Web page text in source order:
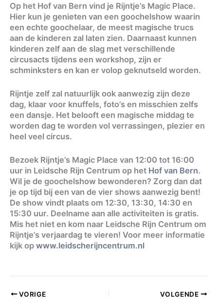
Op het Hof van Bern vind je Rijntje’s Magic Place.
Hier kun je genieten van een goochelshow waarin
een echte goochelaar, de meest magische trucs
aan de kinderen zal laten zien. Daarnaast kunnen
kinderen zelf aan de slag met verschillende
circusacts tijdens een workshop, zijn er
schminksters en kan er volop geknutseld worden.
Rijntje zelf zal natuurlijk ook aanwezig zijn deze
dag, klaar voor knuffels, foto’s en misschien zelfs
een dansje. Het belooft een magische middag te
worden dag te worden vol verrassingen, plezier en
heel veel circus.
Bezoek Rijntje’s Magic Place van 12:00 tot 16:00
uur in Leidsche Rijn Centrum op het Hof van Bern.
Wil je de goochelshow bewonderen? Zorg dan dat
je op tijd bij een van de vier shows aanwezig bent!
De show vindt plaats om 12:30, 13:30, 14:30 en
15:30 uur. Deelname aan alle activiteiten is gratis.
Mis het niet en kom naar Leidsche Rijn Centrum om
Rijntje’s verjaardag te vieren! Voor meer informatie
kijk op www.leidscherijncentrum.nl
VORIGE VOLGENDE